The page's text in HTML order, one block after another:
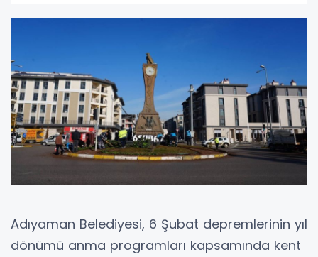
Adıyaman Belediyesi, 6 Şubat depremlerinin yıl
dönümü anma programları kapsamında kent